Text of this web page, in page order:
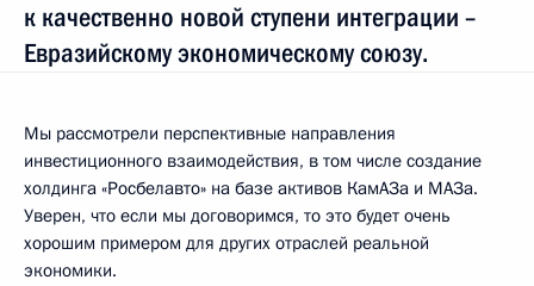
к качественно новой ступени интеграции –
Евразийскому экономическому союзу.
Мы рассмотрели перспективные направления
инвестиционного взаимодействия, в том числе создание
холдинга «Росбелавто» на базе активов КамАЗа и МАЗа.
Уверен, что если мы договоримся, то это будет очень
хорошим примером для других отраслей реальной
экономики.